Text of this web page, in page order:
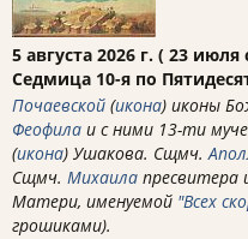
5 августа 2026 г. ( 23 июля
Седмица 10-я по
Почаевской (икона) иконы
Феофила и с ними 13-ти
(икона) Ушакова. Сщмч.
Сщмч. Михаила пресвитера
Матери, именуемой "Всех
грошиками).